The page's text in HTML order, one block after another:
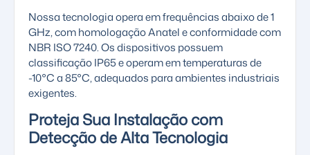
Nossa tecnologia opera em frequências abaixo de 1
GHz, com homologaçãoAnatele conformidade com
NBR ISO 7240. Os dispositivos possuem
classificação IP65 e operam em temperaturas de
-10°C a 85°C, adequados para ambientes industriais
exigentes.
Proteja Sua Instalação com
Detecção de Alta Tecnologia